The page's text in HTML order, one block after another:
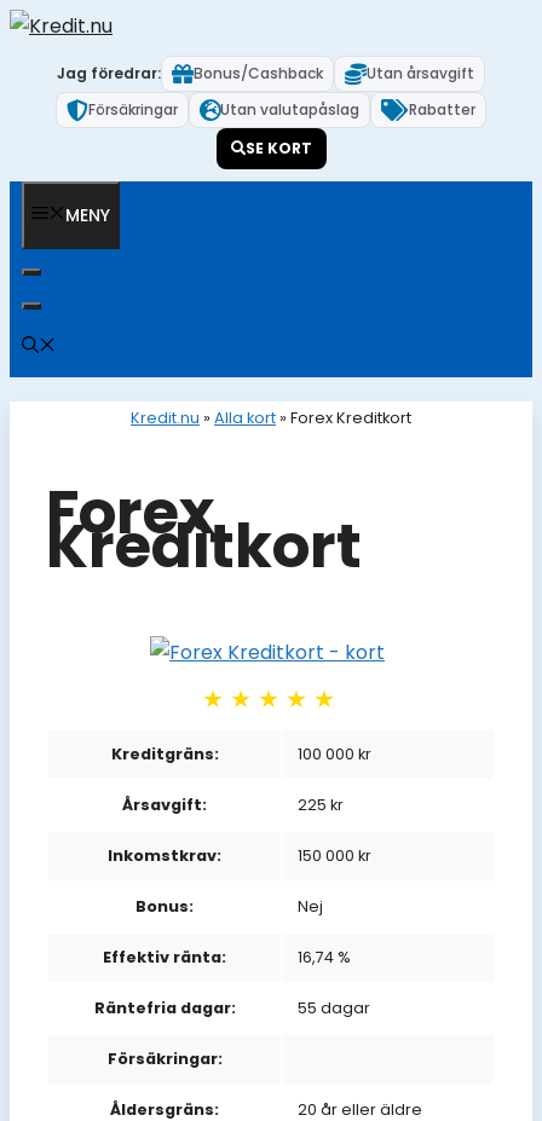
Hoppa
innehåll
Jag föredrar: Bonus/Cashback
Utan årsavgift
Försäkringar
Utan valutapåslag
Rabatter
SE KORT
MENY
Kredit.nu » Alla kort » Forex Kreditkort
Forex
Kreditkort
★★★★★
Kreditgräns: 100 000 kr
Årsavgift: 225 kr
Inkomstkrav: 150 000 kr
Bonus: Nej
Effektiv ränta: 16,74 %
Räntefria dagar: 55 dagar
Försäkringar:
Åldersgräns: 20 år eller äldre